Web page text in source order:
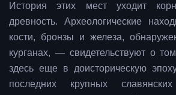
История этих мест уходит
древность. Археологические
кости, бронзы и железа,
курганах, — свидетельствуют о
здесь еще в доисторическую
последних крупных